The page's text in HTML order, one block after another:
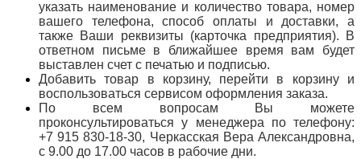
указать наименование и количество товара, номер
вашего телефона, способ оплаты и доставки, а
также Ваши реквизиты (карточка предприятия). В
ответном письме в ближайшее время вам будет
выставлен счет с печатью и подписью.
Добавить товар в корзину, перейти в корзину и
воспользоваться сервисом оформления заказа.
По всем вопросам Вы можете
проконсультироваться у менеджера по телефону:
+7 915 830-18-30, Черкасская Вера Александровна,
с 9.00 до 17.00 часов в рабочие дни.